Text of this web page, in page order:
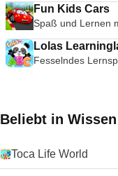
Fun Kids Cars
Spaß und Lernen
Lolas
Fesselndes
Beliebt in Wissen
Toca Life World